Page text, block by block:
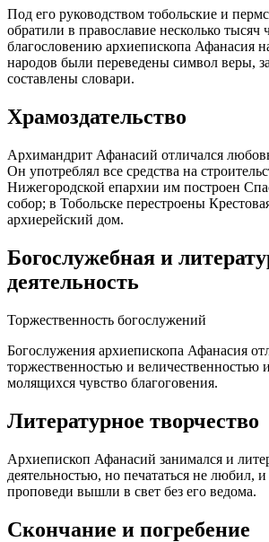
Под его руководством тобольские и
обратили в православие несколько тысяч
благословению архиепископа Афанасия
народов были переведены символ веры,
составлены словари.
Храмоздательство
Архимандрит Афанасий отличался
Он употреблял все средства на
Нижегородской епархии им построен
собор; в Тобольске перестроены
архиерейский дом.
Богослужебная и
деятельность
Торжественность богослужений
Богослужения архиепископа Афанасия
торжественностью и величественностью
молящихся чувство благоговения.
Литературное творчество
Архиепископ Афанасий занимался и
деятельностью, но печататься не любил,
проповеди вышли в свет без его ведома.
Скончание и погребение